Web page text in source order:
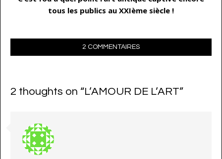
tous les publics au XXIème siècle !
2 COMMENTAIRES
2 thoughts on “L’AMOUR DE L’ART”